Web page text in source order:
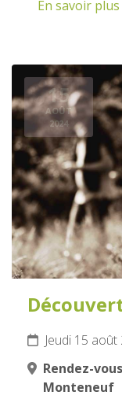
En savoir plus
15
AOÛT
2024
Jeudi 15
Rendez-
Monteneuf